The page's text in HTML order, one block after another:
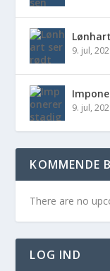
9. jul,
9. jul,
KOMMENDE
There are no
LOG IND